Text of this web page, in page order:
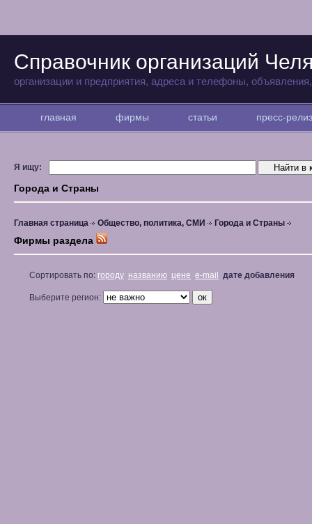
Справочник организаций
организации и предприятия, адреса и телефоны,
главная фирмы статьи пресс-
Я ищу:
Города и Страны
Главная страница Общество, политика, СМИ Города и Страны
Фирмы раздела
Сортировать по: городу названию цене e-mail дате добавления
Выберите регион: